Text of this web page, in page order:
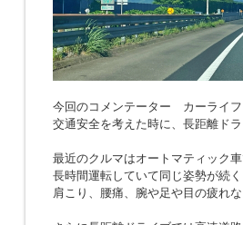
今回のコメンテーター カーライ
交通安全を考えた時に、長距離ド
最近のクルマはオートマティック
長時間運転していて同じ姿勢が続く
肩こり、腰痛、腕や足や目の疲れな